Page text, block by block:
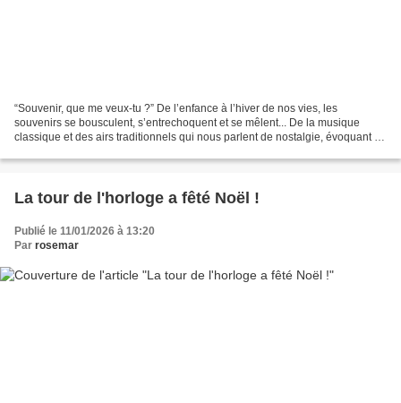
“Souvenir, que me veux-tu ?” De l’enfance à l’hiver de nos vies, les
souvenirs se bousculent, s’entrechoquent et se mêlent... De la musique
classique et des airs traditionnels qui nous parlent de nostalgie, évoquant la
La tour de l'horloge a fêté Noël !
Publié le 11/01/2026 à 13:20
Par rosemar